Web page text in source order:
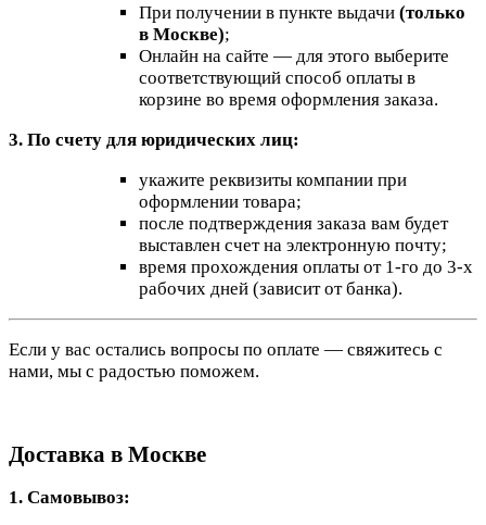
При получении в пункте выдачи (только
в Москве);
Онлайн на сайте — для этого выберите
соответствующий способ оплаты в
корзине во время оформления заказа.
3. По счету для юридических лиц:
укажите реквизиты компании при
оформлении товара;
после подтверждения заказа вам будет
выставлен счет на электронную почту;
время прохождения оплаты от 1-го до 3-х
рабочих дней (зависит от банка).
Если у вас остались вопросы по оплате — свяжитесь с
нами, мы с радостью поможем.
Доставка в Москве
1. Самовывоз: